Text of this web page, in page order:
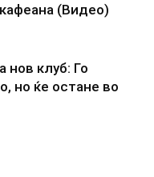
(Видео)
нов клуб: Го
но ќе остане во